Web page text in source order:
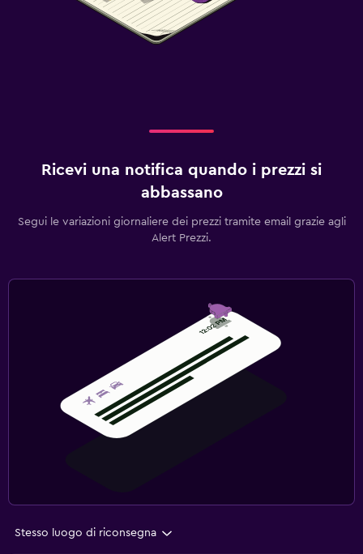
Ricevi una notifica quando i prezzi si
abbassano
Segui le variazioni giornaliere dei prezzi tramite email grazie agli
Alert Prezzi.
Stesso luogo di riconsegna